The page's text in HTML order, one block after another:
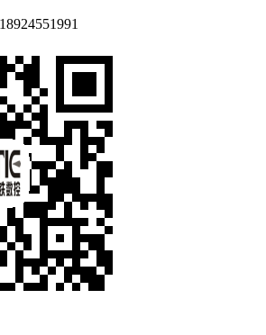
18924551991